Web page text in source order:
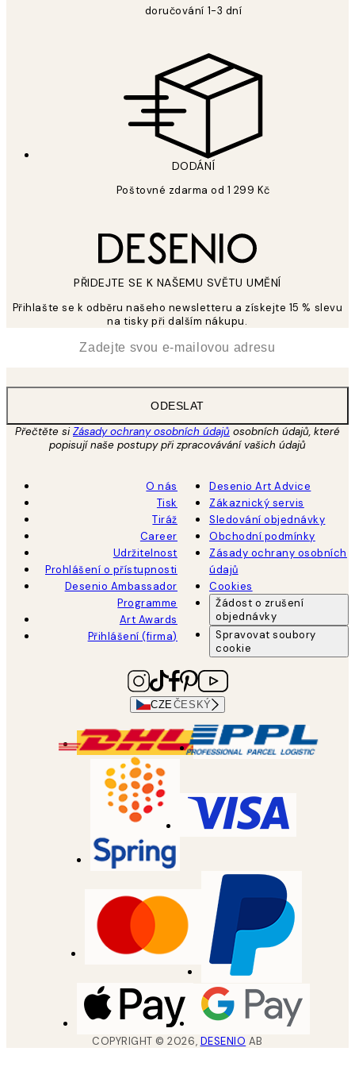
doručování 1-3 dní
DODÁNÍ
Poštovné zdarma od 1 299 Kč
PŘIDEJTE SE K NAŠEMU SVĚTU UMĚNÍ
Přihlašte se k odběru našeho newsletteru a získejte 15 % slevu
na tisky při dalším nákupu.
ODESLAT
Přečtěte siZásady ochrany osobních údajů osobních údajů, které
popisují naše postupy při zpracovávání vašich údajů
O nás
Tisk
Tiráž
Career
Udržitelnost
Prohlášení o přístupnosti
Desenio Ambassador
Programme
Art Awards
Přihlášení (firma)
Desenio Art Advice
Zákaznický servis
Sledování objednávky
Obchodní podmínky
Zásady ochrany osobních
údajů
Cookies
Žádost o zrušení
objednávky
Spravovat soubory
cookie
CZEČESKÝ
COPYRIGHT ©2026, DESENIO AB